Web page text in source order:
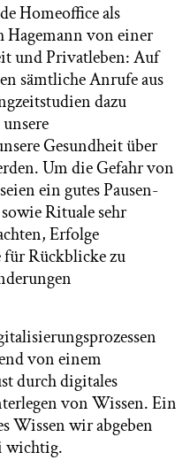
Homeoffice als
von einer
und Privatleben: Auf
sämtliche Anrufe aus
dazu
Gesundheit über
Um die Gefahr von
ein gutes Pausen-
Rituale sehr
Erfolge
Rückblicke zu
von einem
durch digitales
von Wissen. Ein
Wissen wir abgeben
wichtig.